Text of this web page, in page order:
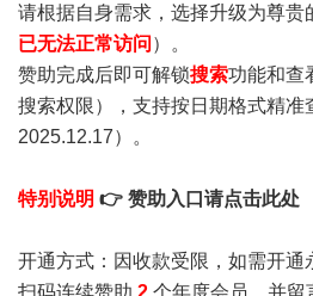
请根据自身需求，选择升级为尊贵
已无法正常访问 ）。
赞助完成后即可解锁搜索功能和查
搜索权限），支持按日期格式精准
2025.12.17）。
特别说明 👉 赞助入口请点击此处
开通方式：因收款受限，如需开通
扫码连续赞助 2 个年度会员，并留